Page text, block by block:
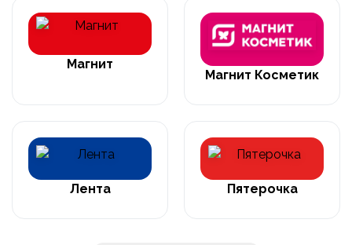
Магнит
Магнит Косметик
Лента Пятерочка